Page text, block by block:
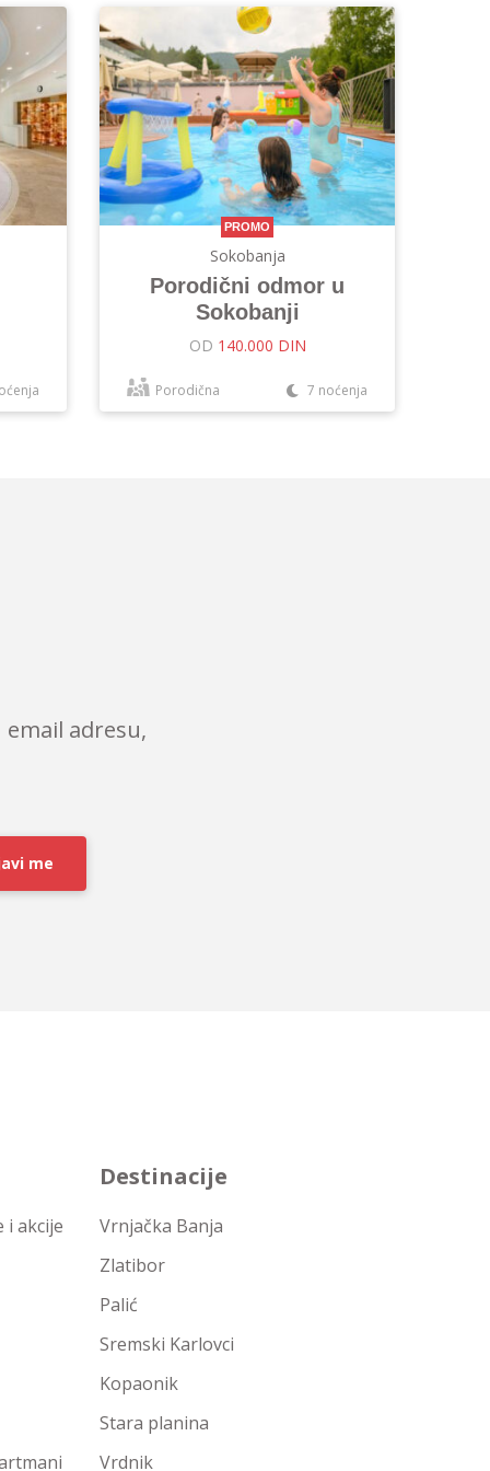
PROMO
Sokobanja
Porodični odmor u
Sokobanji
OD 140.000 DIN
Porodična 7 noćenja
adresu,
me
i akcije
Destinacije
Vrnjačka Banja
Zlatibor
Palić
Sremski Karlovci
Kopaonik
Stara planina
Vrdnik